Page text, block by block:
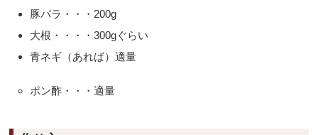
豚バラ・・・200g
大根・・・・300gぐらい
青ネギ（あれば）適量
ポン酢・・・適量